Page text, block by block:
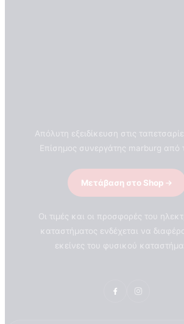
Απόλυτη εξειδίκευση στις
Επίσημος συνεργάτης marburg από
Μετάβαση στο Shop
Οι τιμές και οι προσφορές του
καταστήματος ενδέχεται να
εκείνες του φυσικού